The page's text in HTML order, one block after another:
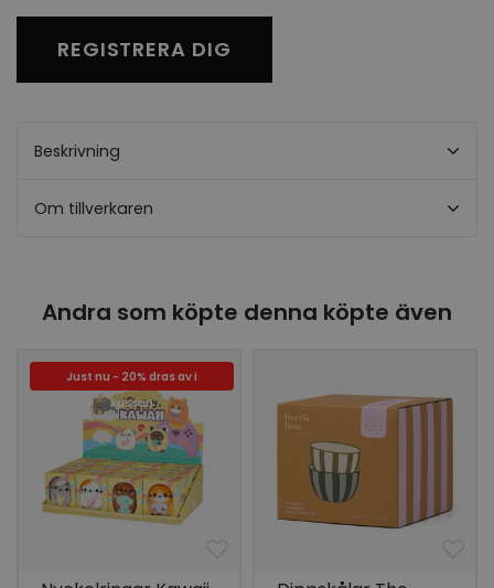
REGISTRERA DIG
Beskrivning
Om tillverkaren
Andra som köpte denna köpte även
Just nu - 20% dras av i
kassan